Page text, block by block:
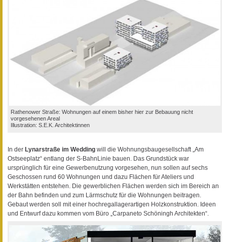
Rathenower Straße: Wohnungen auf einem bisher hier zur Bebauung nicht
vorgesehenen Areal
Illustration: S.E.K. Architektinnen
In der Lynarstraße im Wedding will die Wohnungsbaugesellschaft „Am
Ostseeplatz“ entlang der S-BahnLinie bauen. Das Grundstück war
ursprünglich für eine Gewerbenutzung vorgesehen, nun sollen auf sechs
Geschossen rund 60 Wohnungen und dazu Flächen für Ateliers und
Werkstätten entstehen. Die gewerblichen Flächen werden sich im Bereich an
der Bahn befinden und zum Lärmschutz für die Wohnungen beitragen.
Gebaut werden soll mit einer hochregallagerartigen Holzkonstruktion. Ideen
und Entwurf dazu kommen vom Büro „Carpaneto Schöningh Architekten“.